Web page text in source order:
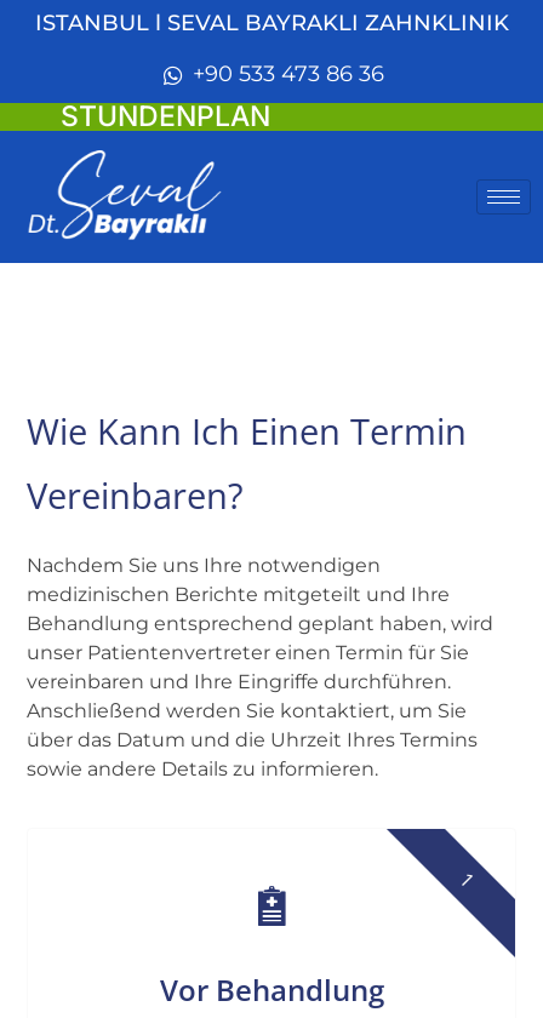
ISTANBUL l SEVAL BAYRAKLI ZAHNKLINIK
+90 533 473 86 36
STUNDENPLAN
Wie Kann Ich Einen Termin
Vereinbaren?
Nachdem Sie uns Ihre notwendigen
medizinischen Berichte mitgeteilt und Ihre
Behandlung entsprechend geplant haben, wird
unser Patientenvertreter einen Termin für Sie
vereinbaren und Ihre Eingriffe durchführen.
Anschließend werden Sie kontaktiert, um Sie
über das Datum und die Uhrzeit Ihres Termins
sowie andere Details zu informieren.
1
Vor Behandlung